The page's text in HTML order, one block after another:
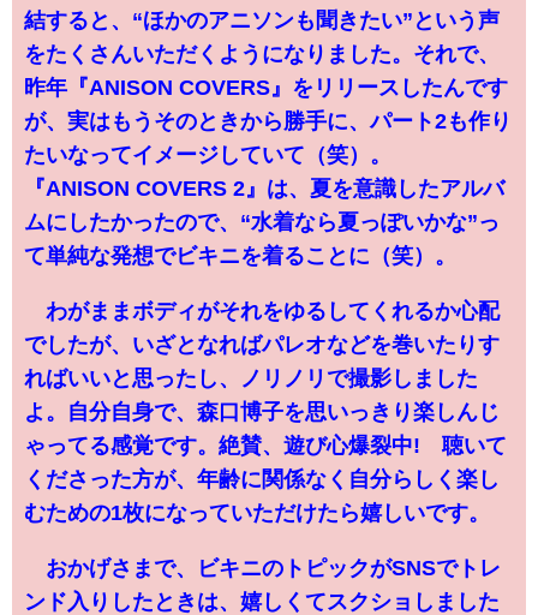
結すると、“ほかのアニソンも聞きたい”という声
をたくさんいただくようになりました。それで、
昨年『ANISON COVERS』をリリースしたんです
が、実はもうそのときから勝手に、パート2も作り
たいなってイメージしていて（笑）。
『ANISON COVERS 2』は、夏を意識したアルバ
ムにしたかったので、“水着なら夏っぽいかな”っ
て単純な発想でビキニを着ることに（笑）。
わがままボディがそれをゆるしてくれるか心配
でしたが、いざとなればパレオなどを巻いたりす
ればいいと思ったし、ノリノリで撮影しました
よ。自分自身で、森口博子を思いっきり楽しんじ
ゃってる感覚です。絶賛、遊び心爆裂中! 聴いて
くださった方が、年齢に関係なく自分らしく楽し
むための1枚になっていただけたら嬉しいです。
おかげさまで、ビキニのトピックがSNSでトレ
ンド入りしたときは、嬉しくてスクショしました